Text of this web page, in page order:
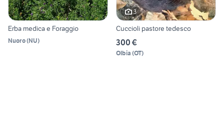
Erba medica e Foraggio
Nuoro(NU)
3
Cuccioli pastore tedesco
300 €
Olbia (OT)